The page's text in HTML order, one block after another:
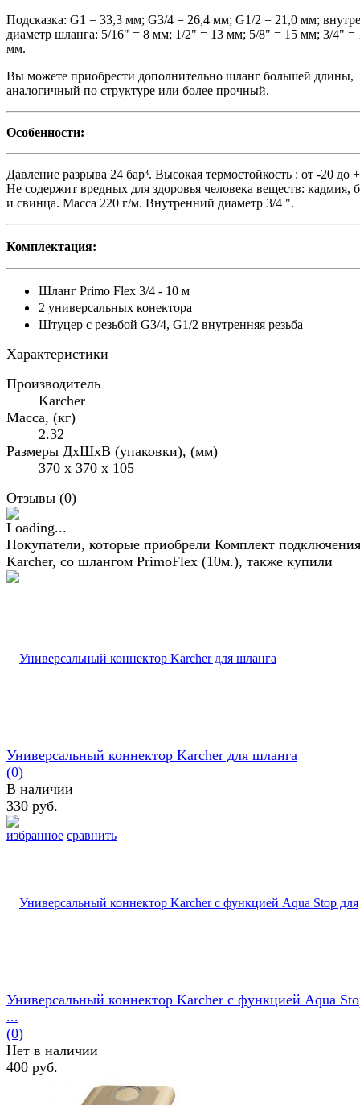
Подсказка: G1 = 33,3 мм; G3/4 = 26,4 мм; G1/2 = 21,0 мм;
диаметр шланга: 5/16" = 8 мм; 1/2" = 13 мм; 5/8" = 15 мм; 3/4" =
мм.
Вы можете приобрести дополнительно шланг большей длины,
аналогичный по структуре или более прочный.
Особенности:
Давление разрыва 24 бар³. Высокая термостойкость : от -20 до
Не содержит вредных для здоровья человека веществ: кадмия,
и свинца. Масса 220 г/м. Внутренний диаметр 3/4 ".
Комплектация:
Шланг Primo Flex 3/4 - 10 м
2 универсальных конектора
Штуцер с резьбой G3/4, G1/2 внутренняя резьба
Характеристики
Производитель
Karcher
Масса, (кг)
2.32
Размеры ДхШхВ (упаковки), (мм)
370 x 370 x 105
Отзывы (0)
Покупатели, которые приобрели Комплект подключения
Karcher, со шлангом PrimoFlex (10м.), также купили
избранное сравнить
Универсальный коннектор Karcher для шланга
(0)
В наличии
330 руб.
Универсальный коннектор Karcher с функцией Aqua
...
(0)
Нет в наличии
400 руб.